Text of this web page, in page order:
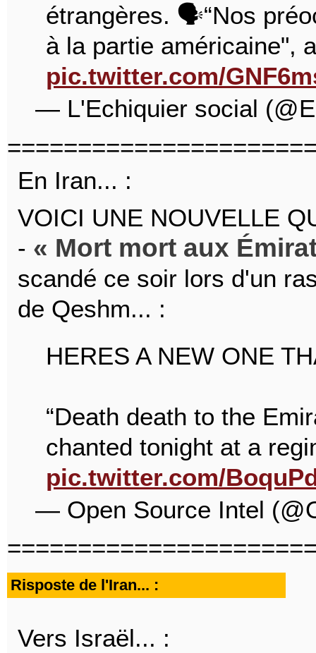
étrangères. 🗣“Nos
à la partie américaine",
pic.twitter.com/
— L'Echiquier social
En Iran... :
VOICI UNE NOUVELLE
-
Mort mort aux
scandé ce soir lors d'un
de Qeshm... :
HERES A NEW ONE
“Death death to the
chanted tonight at a
pic.twitter.com/
— Open Source Intel
Risposte de l'Iran... :
Vers Israël... :